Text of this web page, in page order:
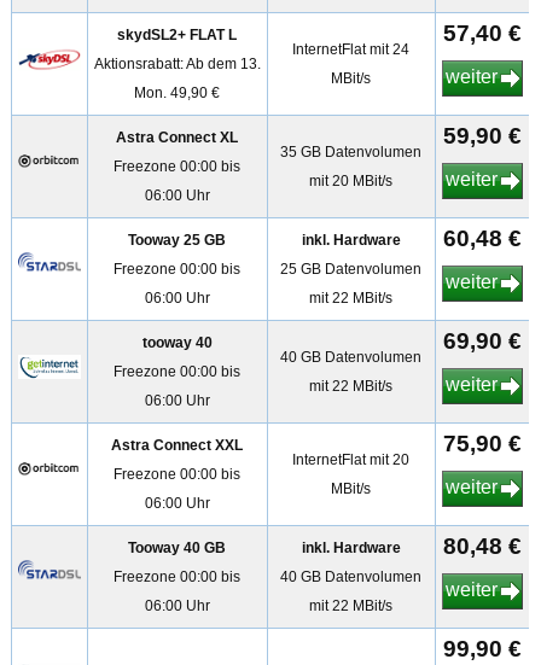
skydSL2+ FLAT L
Aktionsrabatt: Ab dem 13.
Mon. 49,90 €
InternetFlat mit 24
MBit/s
57,40 €
weiter
Astra Connect XL
Freezone 00:00 bis
06:00 Uhr
35 GB Datenvolumen
mit 20 MBit/s
59,90 €
weiter
Tooway 25 GB
Freezone 00:00 bis
06:00 Uhr
inkl. Hardware
25 GB Datenvolumen
mit 22 MBit/s
60,48 €
weiter
tooway 40
Freezone 00:00 bis
06:00 Uhr
40 GB Datenvolumen
mit 22 MBit/s
69,90 €
weiter
Astra Connect XXL
Freezone 00:00 bis
06:00 Uhr
InternetFlat mit 20
MBit/s
75,90 €
weiter
Tooway 40 GB
Freezone 00:00 bis
06:00 Uhr
inkl. Hardware
40 GB Datenvolumen
mit 22 MBit/s
80,48 €
weiter
99,90 €